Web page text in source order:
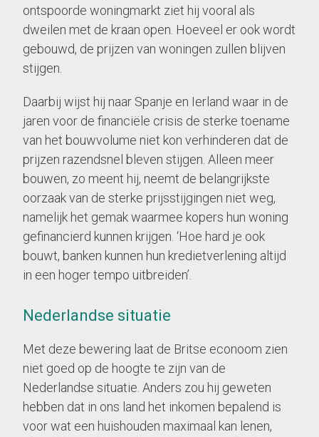
ontspoorde woningmarkt ziet hij vooral als
dweilen met de kraan open. Hoeveel er ook wordt
gebouwd, de prijzen van woningen zullen blijven
stijgen.
Daarbij wijst hij naar Spanje en Ierland waar in de
jaren voor de financiële crisis de sterke toename
van het bouwvolume niet kon verhinderen dat de
prijzen razendsnel bleven stijgen. Alleen meer
bouwen, zo meent hij, neemt de belangrijkste
oorzaak van de sterke prijsstijgingen niet weg,
namelijk het gemak waarmee kopers hun woning
gefinancierd kunnen krijgen. ‘Hoe hard je ook
bouwt, banken kunnen hun kredietverlening altijd
in een hoger tempo uitbreiden’.
Nederlandse situatie
Met deze bewering laat de Britse econoom zien
niet goed op de hoogte te zijn van de
Nederlandse situatie. Anders zou hij geweten
hebben dat in ons land het inkomen bepalend is
voor wat een huishouden maximaal kan lenen,